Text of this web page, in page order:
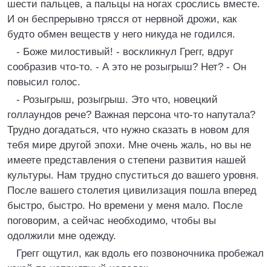
шести пальцев, а пальцы на ногах срослись вместе.
И он беспрерывно трясся от нервной дрожи, как
будто обмен веществ у него никуда не годился.
- Боже милостивый! - воскликнул Грегг, вдруг
сообразив что-то. - А это не розыгрыш? Нет? - Он
повысил голос.
- Розыгрыш, розыгрыш. Это что, новецкий
голлаундов рече? Важная персона что-то напутала?
Трудно догадаться, что нужно сказать в новом для
тебя мире другой эпохи. Мне очень жаль, но вы не
имеете представления о степени развития нашей
культуры. Нам трудно спуститься до вашего уровня.
После вашего столетия цивилизация пошла вперед
быстро, быстро. Но времени у меня мало. После
поговорим, а сейчас необходимо, чтобы вы
одолжили мне одежду.
Грегг ощутил, как вдоль его позвоночника пробежал